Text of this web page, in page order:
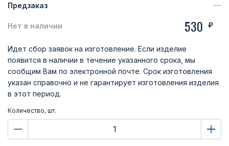
Предзаказ
Нет в наличии 530 ₽
Идет сбор заявок на изготовление. Если изделие
появится в наличии в течение указанного срока, мы
сообщим Вам по электронной почте. Срок изготовления
указан справочно и не гарантирует изготовления изделия
в этот период.
Количество, шт.